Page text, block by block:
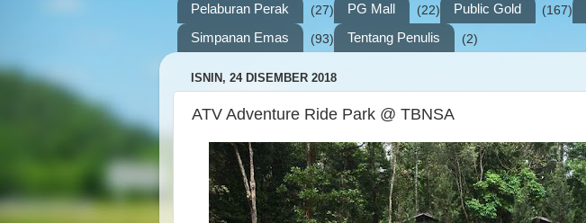
Pelaburan Perak (27) PG Mall (22) Public Gold (167)
Simpanan Emas (93) Tentang Penulis (2)
ISNIN, 24 DISEMBER 2018
ATV Adventure Ride Park @ TBNSA